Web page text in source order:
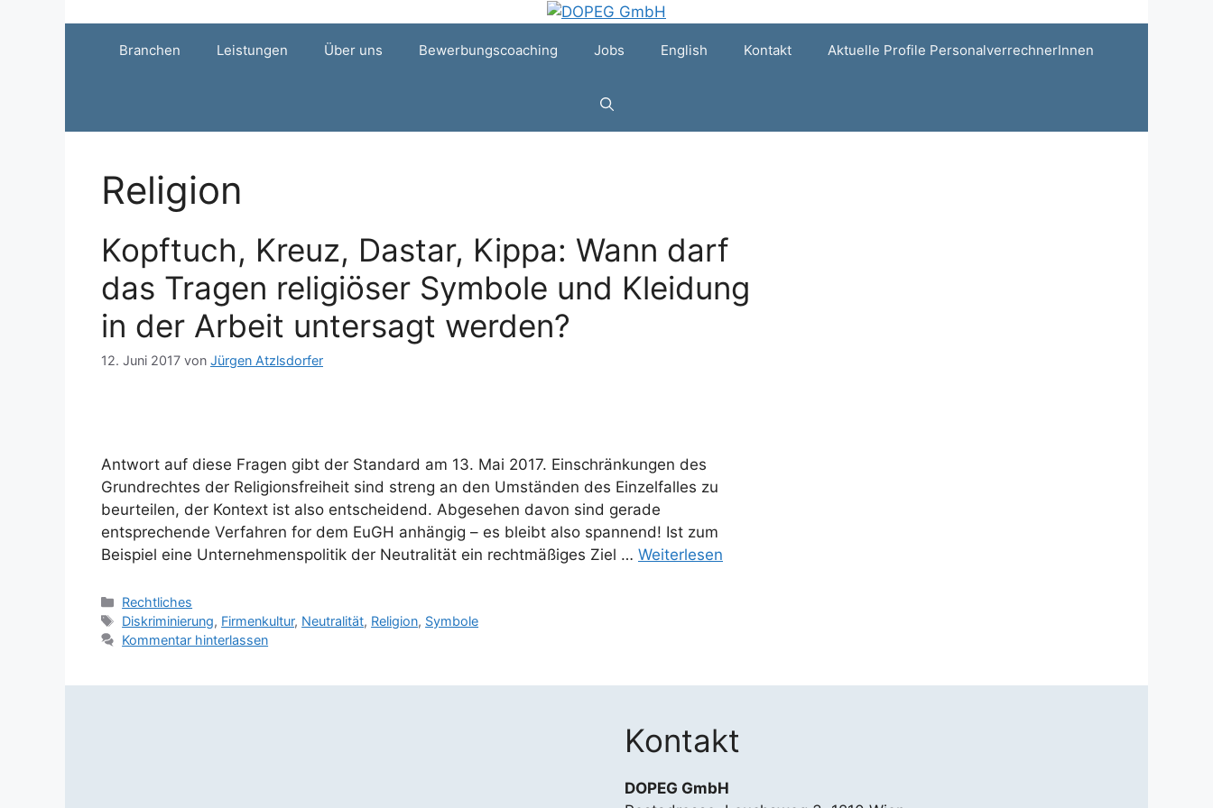
Branchen Leistungen Über uns Bewerbungscoaching Jobs English Kontakt Aktuelle Profile PersonalverrechnerInnen
Religion
Kopftuch, Kreuz, Dastar, Kippa: Wann darf
das Tragen religiöser Symbole und Kleidung
in der Arbeit untersagt werden?
12. Juni 2017 von Jürgen Atzlsdorfer
Antwort auf diese Fragen gibt der Standard am 13. Mai 2017. Einschränkungen des
Grundrechtes der Religionsfreiheit sind streng an den Umständen des Einzelfalles zu
beurteilen, der Kontext ist also entscheidend. Abgesehen davon sind gerade
entsprechende Verfahren for dem EuGH anhängig – es bleibt also spannend! Ist zum
Beispiel eine Unternehmenspolitik der Neutralität ein rechtmäßiges Ziel … Weiterlesen
Kategorien
Rechtliches
Schlagwörter
Diskriminierung, Firmenkultur, Neutralität, Religion, Symbole
Kommentar hinterlassen
Kontakt
DOPEG GmbH